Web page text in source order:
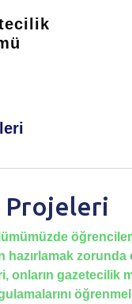
Projeleri
hazırlamak zorunda
onların gazetecilik